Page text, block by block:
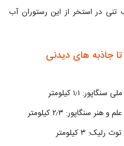
تنی در استخر از این رستوران آب
جاذبه های دیدنی
۱٫۱ کیلومتر
۲٫۳ کیلومتر
۳ کیلومتر